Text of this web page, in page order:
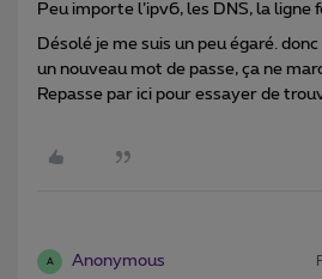
Peu importe l’ipv6, les DNS, la ligne
Désolé je me suis un peu égaré. donc
un nouveau mot de passe, ça ne
Repasse par ici pour essayer de
A Anonymous